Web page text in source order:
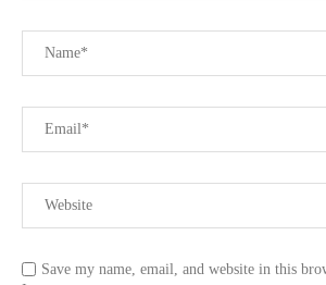
Save my name, email, and website in this